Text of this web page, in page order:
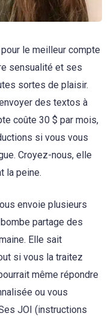
le meilleur compte
sensualité et ses
sortes de plaisir.
des textos à
coûte 30 $ par mois,
si vous vous
Croyez-nous, elle
la peine.
envoie plusieurs
partage des
Elle sait
si vous la traitez
même répondre
ou vous
JOI (instructions